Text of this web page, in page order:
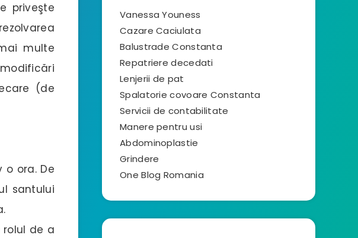
priveşte
multe
(de
ora. De
santului
de a
Vanessa Youness
Cazare Caciulata
Balustrade Constanta
Repatriere decedati
Lenjerii de pat
Spalatorie covoare Constanta
Servicii de contabilitate
Manere pentru usi
Abdominoplastie
Grindere
One Blog Romania